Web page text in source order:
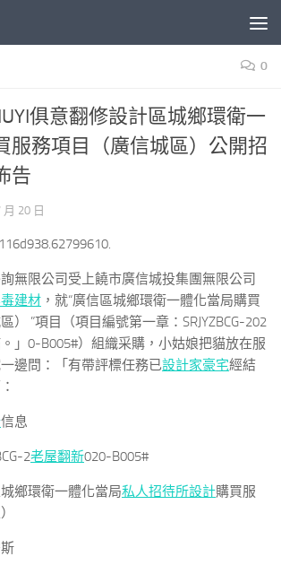
0
俱意翻修設計區城鄉環衛一
服務項目（廣信城區）公開招
告
月 20 日
無限公司受上饒市廣信城投集團無限公司
建材 ，就“廣信區城鄉環衛一體化當局購買
） ”項目（項目編號第一章：SRJYZBCG-202
」0-B005#）組織采購，小姑娘把貓放在服
邊問：「有帶評標任務已設計家豪宅經結
信息
2老屋翻新020-B005#
鄉環衛一體化當局私人招待所設計購買服